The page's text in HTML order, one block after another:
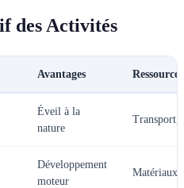
des Activités
Avantages
Éveil à la
nature
Transport,
Développement
moteur
Matériaux